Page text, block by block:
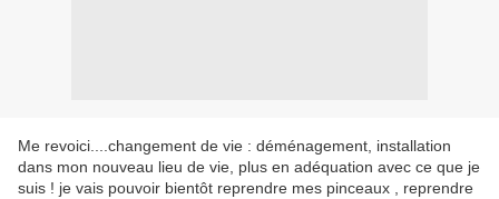
Me revoici....changement de vie : déménagement, installation
dans mon nouveau lieu de vie, plus en adéquation avec ce que je
suis ! je vais pouvoir bientôt reprendre mes pinceaux , reprendre